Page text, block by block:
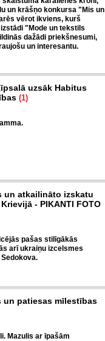
un krāšņo konkursa "Mis un
vērot ikviens, kurš
"Mode un tekstils
dažādi priekšnesumi,
un interesantu.
uzsāk Habitus
(1)
un atkailināto izskatu
- PIKANTI FOTO
pašas stilīgākās
arī ukraiņu izcelsmes
un patiesas mīlestības
Mazulis ar īpašām